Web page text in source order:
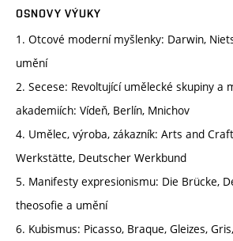
OSNOVY VÝUKY
1. Otcové moderní myšlenky: Darwin,
umění
2. Secese: Revoltující umělecké skupiny a
akademiích: Vídeň, Berlín, Mnichov
4. Umělec, výroba, zákazník: Arts and
Werkstätte, Deutscher Werkbund
5. Manifesty expresionismu: Die Brücke,
theosofie a umění
6. Kubismus: Picasso, Braque, Gleizes,